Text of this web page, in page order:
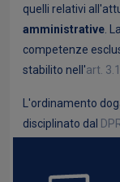
quelli relativi
amministrative .
competenze
stabilito nell'art. 3.1.
L'ordinamento
disciplinato dal